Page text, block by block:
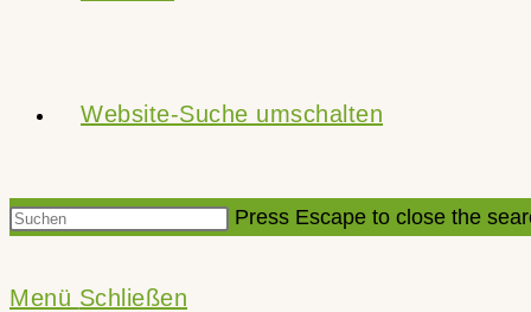
Website-Suche umschalten
Press Escape to close the
Menü Schließen